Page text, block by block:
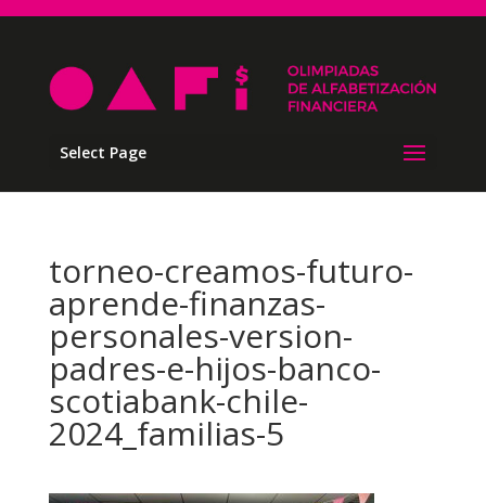
Select Page
torneo-creamos-futuro-
aprende-finanzas-
personales-version-
padres-e-hijos-banco-
scotiabank-chile-
2024_familias-5